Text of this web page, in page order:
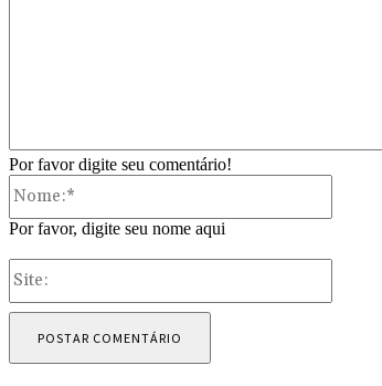
Por favor digite seu comentário!
Por favor, digite seu nome aqui